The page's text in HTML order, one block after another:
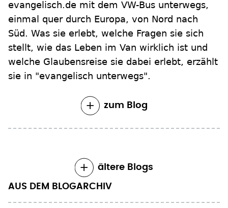
evangelisch.de mit dem VW-Bus unterwegs,
einmal quer durch Europa, von Nord nach
Süd. Was sie erlebt, welche Fragen sie sich
stellt, wie das Leben im Van wirklich ist und
welche Glaubensreise sie dabei erlebt, erzählt
sie in "evangelisch unterwegs".
zum Blog
ältere Blogs
AUS DEM BLOGARCHIV